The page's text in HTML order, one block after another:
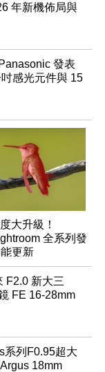
年新機佈局與
發表
感光元件與 15
大升級！
全系列發
更新
F2.0 新大三
FE 16-28mm
系列F0.95超大
18mm